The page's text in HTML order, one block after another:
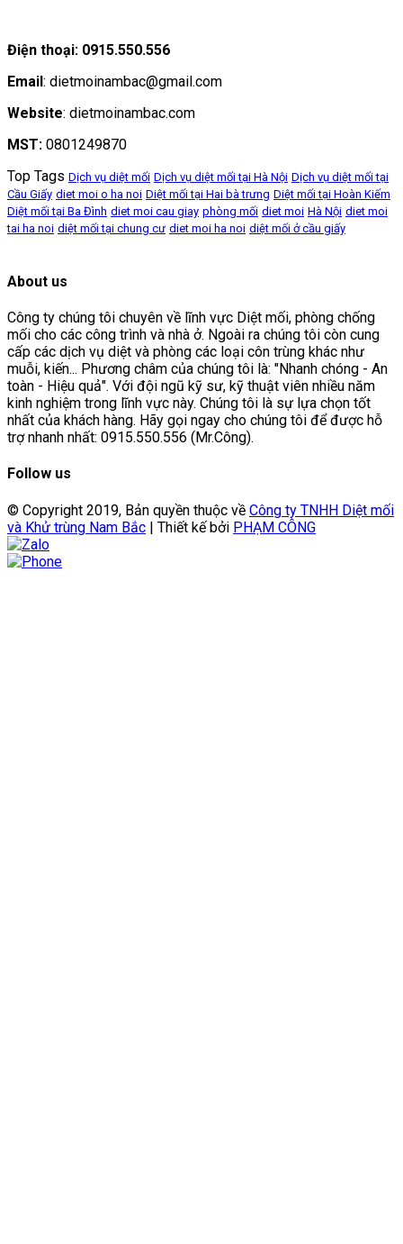
Điện thoại: 0915.550.556
Email : dietmoinambac@gmail.com
Website: dietmoinambac.com
MST: 0801249870
Top Tags Dịch vụ diệt mối Dịch vụ diệt mối tại Hà Nội Dịch vụ diệt mối tại
Cầu Giấy diet moi o ha noi Diệt mối tại Hai bà trưng Diệt mối tại Hoàn Kiếm
Diệt mối tại Ba Đình diet moi cau giay phòng mối diet moi Hà Nội diet moi
tai ha noi diệt mối tại chung cư diet moi ha noi diệt mối ở cầu giấy
About us
Công ty chúng tôi chuyên về lĩnh vực Diệt mối, phòng chống
mối cho các công trình và nhà ở. Ngoài ra chúng tôi còn cung
cấp các dịch vụ diệt và phòng các loại côn trùng khác như
muỗi, kiến... Phương châm của chúng tôi là: "Nhanh chóng - An
toàn - Hiệu quả". Với đội ngũ kỹ sư, kỹ thuật viên nhiều năm
kinh nghiệm trong lĩnh vực này. Chúng tôi là sự lựa chọn tốt
nhất của khách hàng. Hãy gọi ngay cho chúng tôi để được hỗ
trợ nhanh nhất: 0915.550.556 (Mr.Công).
Follow us
© Copyright 2019, Bản quyền thuộc về Công ty TNHH Diệt mối
và Khử trùng Nam Bắc | Thiết kế bởi PHẠM CÔNG